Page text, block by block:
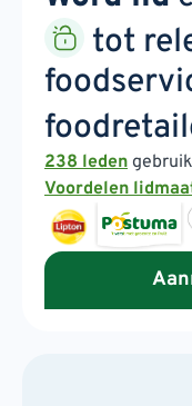
tot
238 leden
Voordelen